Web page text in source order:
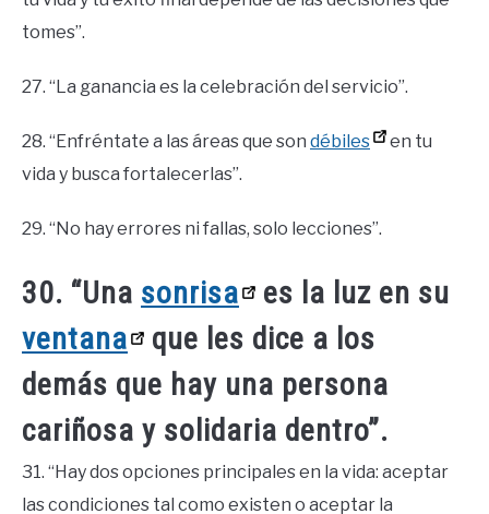
tomes”.
27. “La ganancia es la celebración del servicio”.
28. “Enfréntate a las áreas que son débiles
en tu
vida y busca fortalecerlas”.
29. “No hay errores ni fallas, solo lecciones”.
30. “Una sonrisa
es la luz en su
ventana
que les dice a los
demás que hay una persona
cariñosa y solidaria dentro”.
31. “Hay dos opciones principales en la vida: aceptar
las condiciones tal como existen o aceptar la